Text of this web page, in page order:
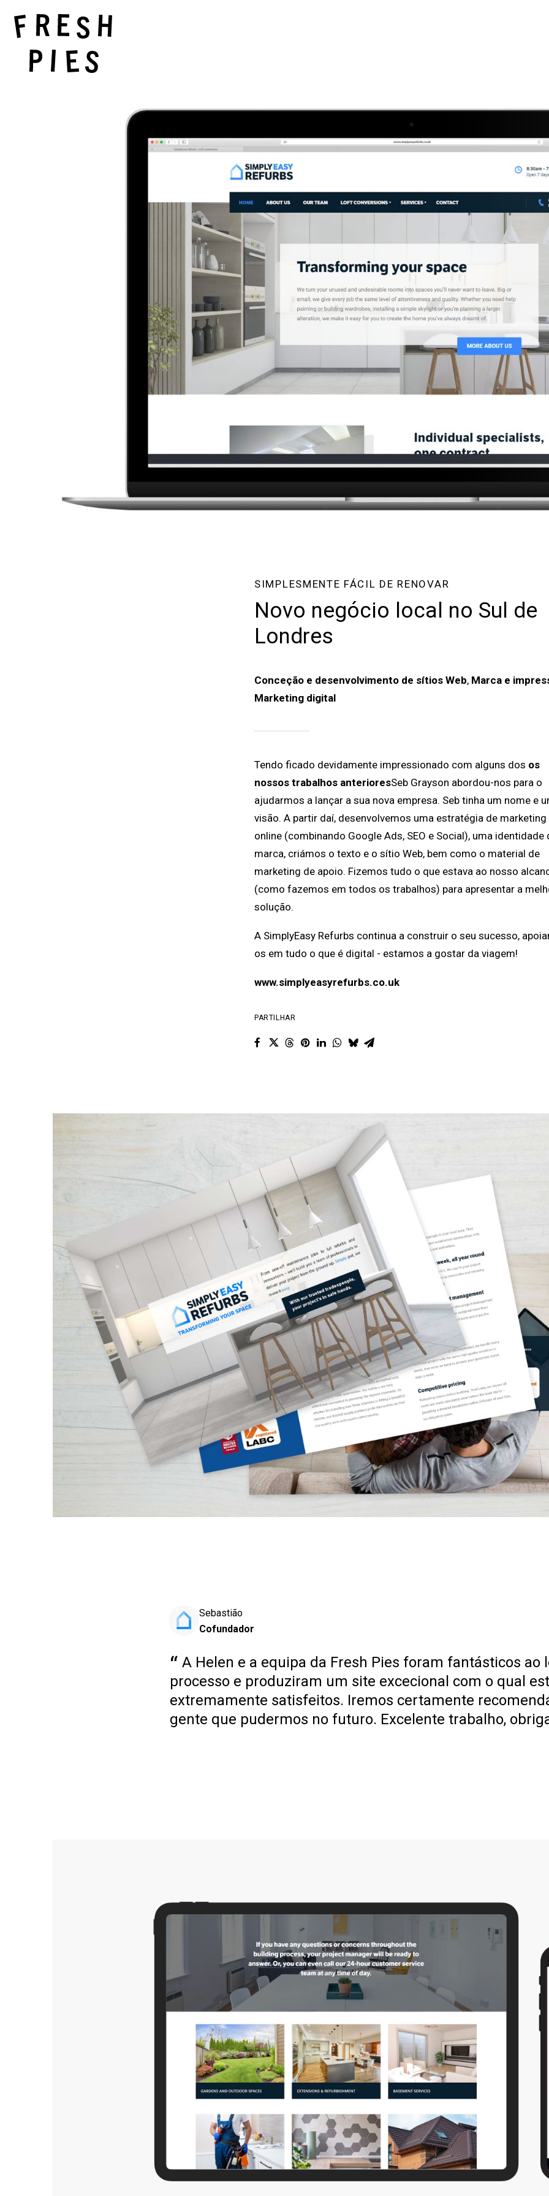
SIMPLESMENTE FÁCIL DE RENOVAR
Novo negócio local no Sul de
Londres
Conceção e desenvolvimento de sítios Web, Marca e
Marketing digital
Tendo ficado devidamente impressionado com alguns dos os
nossos trabalhos anterioresSeb Grayson abordou-nos para o
ajudarmos a lançar a sua nova empresa. Seb tinha um nome e
visão. A partir daí, desenvolvemos uma estratégia de marketing
online (combinando Google Ads, SEO e Social), uma identidade
marca, criámos o texto e o sítio Web, bem como o material de
marketing de apoio. Fizemos tudo o que estava ao nosso
(como fazemos em todos os trabalhos) para apresentar a
solução.
A SimplyEasy Refurbs continua a construir o seu sucesso,
os em tudo o que é digital - estamos a gostar da viagem!
www.simplyeasyrefurbs.co.uk
PARTILHAR
Sebastião
Cofundador
A Helen e a equipa da Fresh Pies foram fantásticos ao
processo e produziram um site excecional com o qual
extremamente satisfeitos. Iremos certamente
gente que pudermos no futuro. Excelente trabalho,